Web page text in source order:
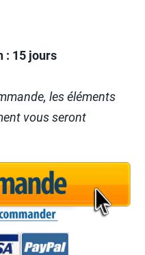
: 15 jours
les éléments
vous seront